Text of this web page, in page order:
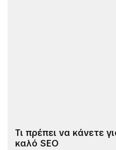
Τι πρέπει να κάνετε
καλό SEO